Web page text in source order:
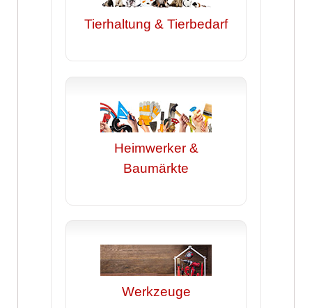
Tierhaltung & Tierbedarf
Heimwerker &
Baumärkte
Werkzeuge